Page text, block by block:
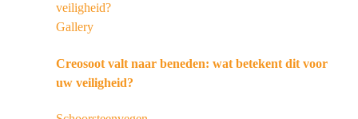
veiligheid?
Gallery
Creosoot valt naar beneden: wat betekent dit voor
uw veiligheid?